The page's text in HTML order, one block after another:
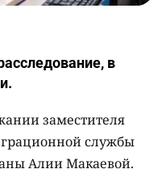
в
заместителя
службы
Алии Макаевой.